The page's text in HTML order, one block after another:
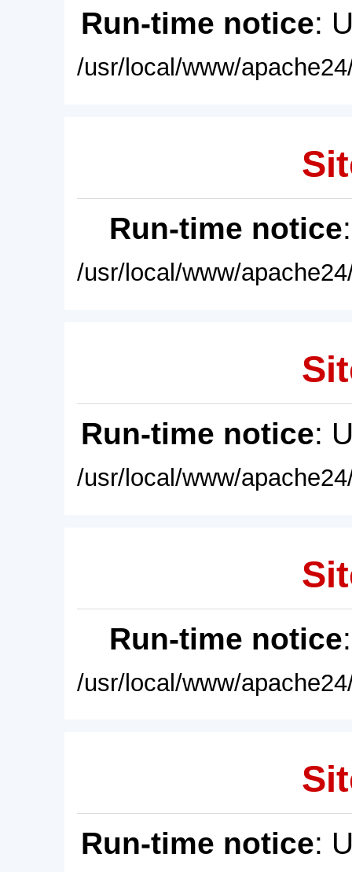
Run-time notice:
/usr/local/www/
Run-time notice
/usr/local/www/
Run-time notice:
/usr/local/www/
Run-time notice
/usr/local/www/
Run-time notice: